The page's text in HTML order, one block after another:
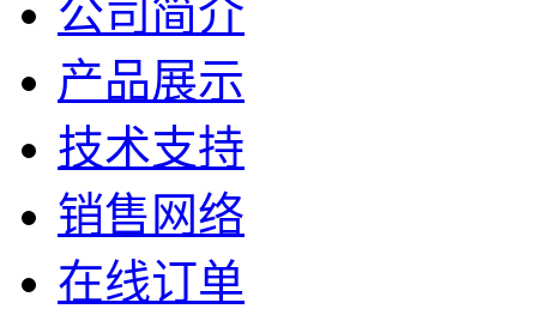
公司简介
产品展示
技术支持
销售网络
在线订单